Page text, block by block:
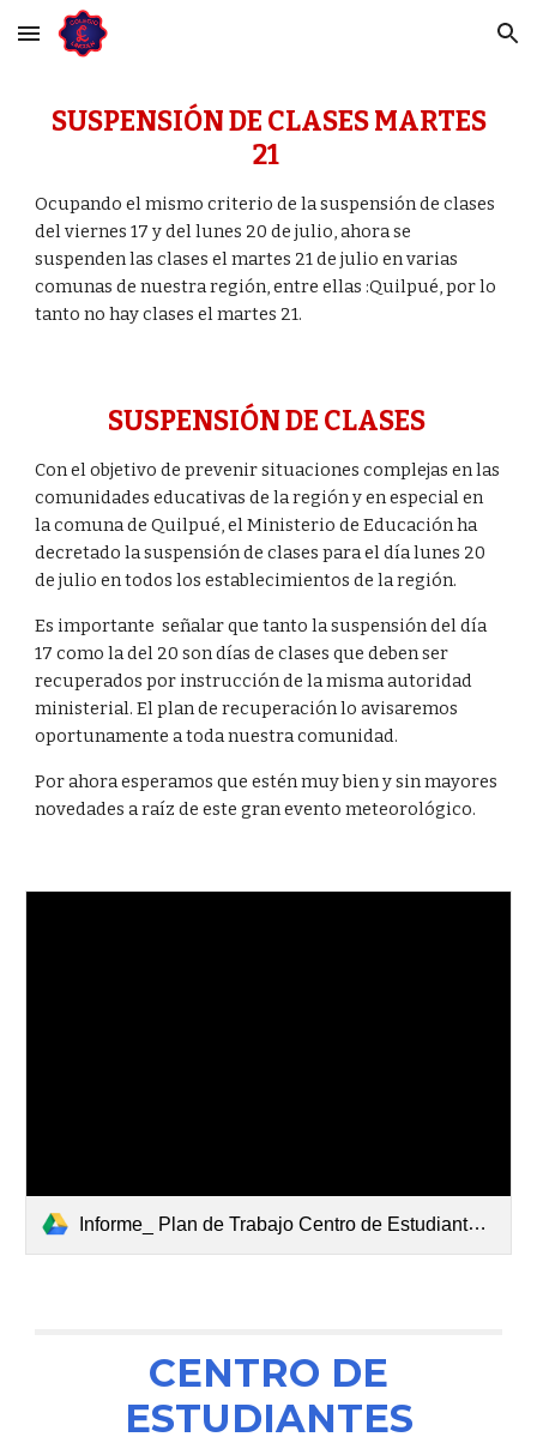
Skip to main content Skip to navigation
SUSPENSIÓN DE CLASES MARTES
21
Ocupando el mismo criterio de la suspensión de clases
del viernes 17 y del lunes 20 de julio, ahora se
suspenden las clases el martes 21 de julio en varias
comunas de nuestra región, entre ellas :Quilpué, por lo
tanto no hay clases el martes 21.
SUSPENSIÓN DE CLASES
Con el objetivo de prevenir situaciones complejas en las
comunidades educativas de la región y en especial en
la comuna de Quilpué, el Ministerio de Educación ha
decretado la suspensión de clases para el día lunes 20
de julio en todos los establecimientos de la región.
Es importante señalar que tanto la suspensión del día
17 como la del 20 son días de clases que deben ser
recuperados por instrucción de la misma autoridad
ministerial. El plan de recuperación lo avisaremos
oportunamente a toda nuestra comunidad.
Por ahora esperamos que estén muy bien y sin mayores
novedades a raíz de este gran evento meteorológico.
Informe_ Plan de Trabajo Centro de Estudiantes.pdf
CENTRO DE
ESTUDIANTES